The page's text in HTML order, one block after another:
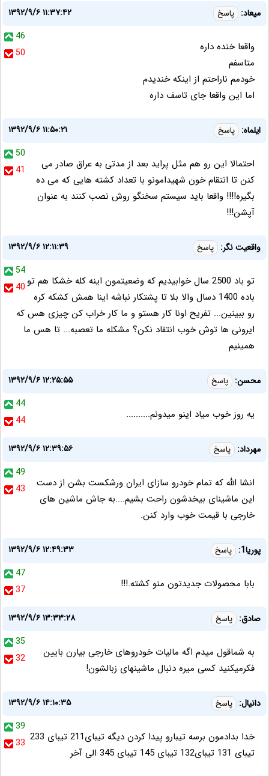
میعاد: پاسخ
۱۳۹۲/۹/۶ ۱۱:۳۷:۴۲
46
50
واقعا خنده داره
متاسفم
خودمم ناراحتم از اینکه خندیدم
اما این واقعا جای تاسف داره
ایلماه: پاسخ
۱۳۹۲/۹/۶ ۱۱:۵۰:۲۱
50
41
احتمالا این رو هم مثل پراید بعد از مدتی به عراق صادر می
کنن تا انتقام خون شهیدامونو با تعداد کشته هایی که می ده
بگیره!!!! واقعا باید سیستم سخنگو روش نصب کنند به عنوان
آپشن!!!
واقعیت نگر: پاسخ
۱۳۹۲/۹/۶ ۱۲:۱۱:۳۹
54
40 تو باد 2500 سال خوابیدیم که وضعیتمون اینه کله خشکا هم تو
باده 1400 دسال والا بلا تا پشتکار نباشه اینا همش کشکه کره
رو ببینین... تفریح اونا کار هستو و ما کار خراب کن چیزی هس که
ایرونی ها توش خوب انتقاد نکن؟ مشکله ما تعصبه... تا هس ما
همینیم
محسن: پاسخ
۱۳۹۲/۹/۶ ۱۲:۲۵:۵۵
44
44
یه روز خوب میاد اینو میدونم..........
مهرداد: پاسخ
۱۳۹۲/۹/۶ ۱۲:۳۹:۵۶
49
43
انشا الله که تمام خودرو سازای ایران ورشکست بشن از دست
این ماشینای بیخدشون راحت بشیم....به جاش ماشین های
خارجی با قیمت خوب وارد کنن.
پوریا1: پاسخ
۱۳۹۲/۹/۶ ۱۲:۴۹:۳۳
47
37
بابا محصولات جدیدتون منو کشته.!!!
صادق: پاسخ
۱۳۹۲/۹/۶ ۱۳:۳۳:۲۸
35
32
به شماقول میدم اگه مالیات خودروهای خارجی بیارن بایین
فکرمیکنید کسی میره دنبال ماشینهای زبالشون!
دانیال: پاسخ
۱۳۹۲/۹/۶ ۱۴:۱۰:۳۵
39
33 خدا بدادمون برسه تیبارو پیدا کردن دیگه تیبای211 تیبای 233
تیبای 131 تیبای132 تیبای 145 تیبای 345 الی آخر